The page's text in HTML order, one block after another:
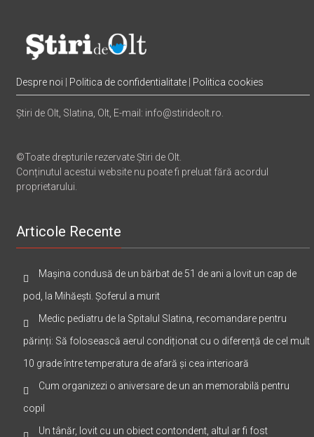
Despre noi Politica de confidentialitate Politica cookies
Știri de Olt, Slatina, Olt, E-mail: info@stirideolt.ro.
©Toate drepturile rezervate Știri de Olt.
Conținutul acestui website nu poate fi preluat fără acordul
proprietarului.
Articole Recente
Mașina condusă de un bărbat de 51 de ani a lovit un cap de
pod, la Mihăești. Șoferul a murit
Medic pediatru de la Spitalul Slatina, recomandare pentru
părinți: Să folosească aerul condiționat cu o diferență de cel mult
10 grade între temperatura de afară și cea interioară
Cum organizezi o aniversare de un an memorabilă pentru
copil
Un tânăr, lovit cu un obiect contondent, altul ar fi fost